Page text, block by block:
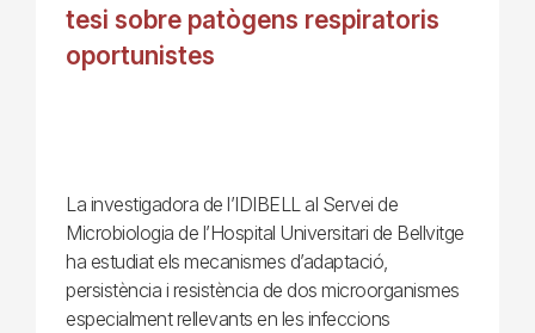
tesi sobre patògens respiratoris
oportunistes
La investigadora de l’IDIBELL al Servei de
Microbiologia de l’Hospital Universitari de Bellvitge
ha estudiat els mecanismes d’adaptació,
persistència i resistència de dos microorganismes
especialment rellevants en les infeccions